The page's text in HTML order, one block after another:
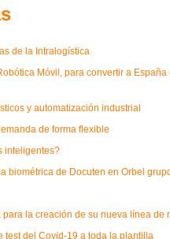
de la Intralogística
Móvil, para convertir a
y automatización industrial
de forma flexible
inteligentes?
biométrica de Docuten en Orbel
la creación de su nueva línea de
test del Covid-19 a toda la plantilla